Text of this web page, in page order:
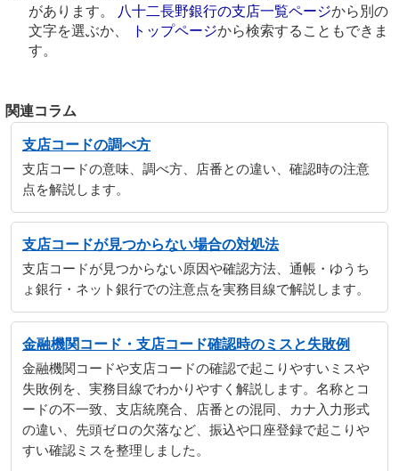
があります。
八十二長野銀行の支店一覧ページから別の
文字を選ぶか、
トップページから検索することもできま
す。
関連コラム
支店コードの調べ方
支店コードの意味、調べ方、店番との違い、確認時の注意
点を解説します。
支店コードが見つからない場合の対処法
支店コードが見つからない原因や確認方法、通帳・ゆうち
ょ銀行・ネット銀行での注意点を実務目線で解説します。
金融機関コード・支店コード確認時のミスと失敗例
金融機関コードや支店コードの確認で起こりやすいミスや
失敗例を、実務目線でわかりやすく解説します。名称とコ
ードの不一致、支店統廃合、店番との混同、カナ入力形式
の違い、先頭ゼロの欠落など、振込や口座登録で起こりや
すい確認ミスを整理しました。